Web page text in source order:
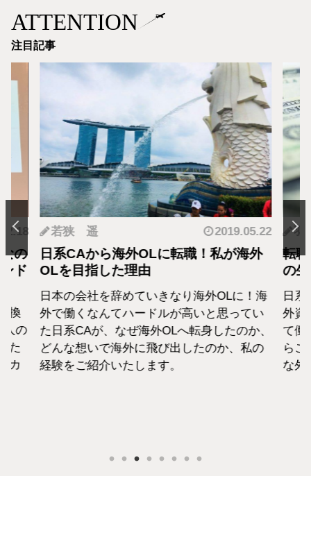
ATTENTION
注目記事
の
ド
換
人の
た
カ
若狭 遥 2019.05.22
日系CAから海外OLに転職！私が海外
OLを目指した理由
日本の会社を辞めていきなり海外OLに！海
外で働くなんてハードルが高いと思ってい
た日系CAが、なぜ海外OLへ転身したのか、
どんな想いで海外に飛び出したのか、私の
経験をご紹介いたします。
羽
転
の
日
外資
て働
らこ
な外